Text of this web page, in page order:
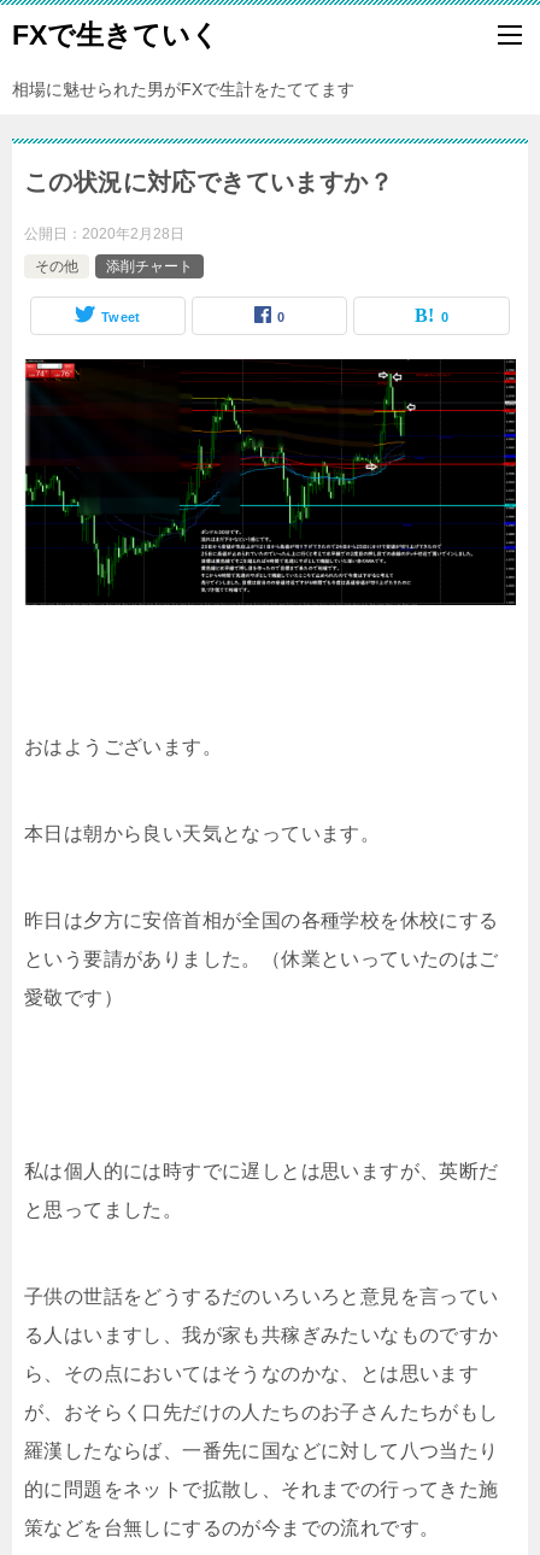
FXで生きていく
相場に魅せられた男がFXで生計をたててます
この状況に対応できていますか？
公開日： 2020年2月28日
その他
添削チャート
Tweet 0 0
おはようございます。
本日は朝から良い天気となっています。
昨日は夕方に安倍首相が全国の各種学校を休校にする
という要請がありました。（休業といっていたのはご
愛敬です）
私は個人的には時すでに遅しとは思いますが、英断だ
と思ってました。
子供の世話をどうするだのいろいろと意見を言ってい
る人はいますし、我が家も共稼ぎみたいなものですか
ら、その点においてはそうなのかな、とは思います
が、おそらく口先だけの人たちのお子さんたちがもし
羅漢したならば、一番先に国などに対して八つ当たり
的に問題をネットで拡散し、それまでの行ってきた施
策などを台無しにするのが今までの流れです。